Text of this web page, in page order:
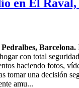
en El
Barcelona.
con total
haciendo fotos,
tomar una decisión
amu...